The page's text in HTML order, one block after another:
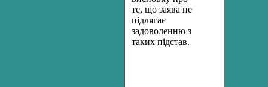
те, що заява не
підлягає
задоволенню з
таких підстав.